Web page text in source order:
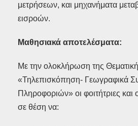
μετρήσεων, και μηχανήματα
εισροών.
Μαθησιακά αποτελέσματα:
Με την ολοκλήρωση της
«Τηλεπισκόπηση- Γεωγραφικά
Πληροφοριών» οι φοιτήτριες και
σε θέση να: